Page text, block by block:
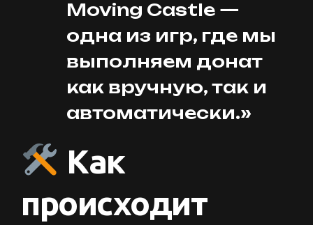
Moving Castle —
одна из игр, где мы
выполняем донат
как вручную, так и
автоматически.»
Как
происходит